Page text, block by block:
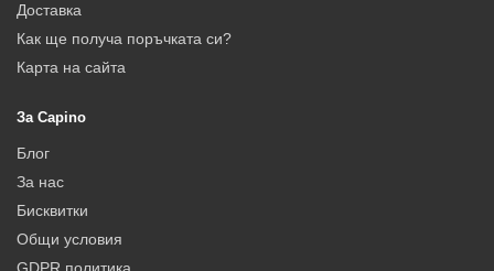
Доставка
Как ще получа поръчката си?
Карта на сайта
За Capino
Блог
За нас
Бисквитки
Общи условия